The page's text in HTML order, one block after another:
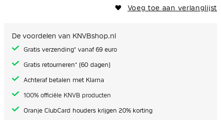
Voeg toe aan verlanglijst
De voordelen van KNVBshop.nl
Gratis verzending* vanaf 69 euro
Gratis retourneren* (60 dagen)
Achteraf betalen met Klarna
100% officiële KNVB producten
Oranje ClubCard houders krijgen 20% korting